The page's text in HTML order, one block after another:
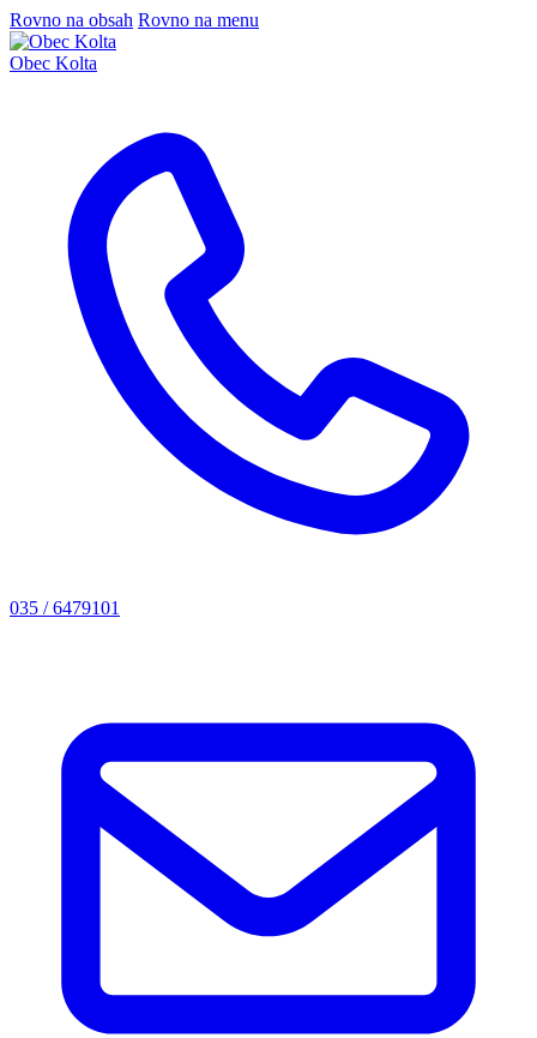
Rovno na obsah Rovno na menu
Obec Kolta
035 / 6479101